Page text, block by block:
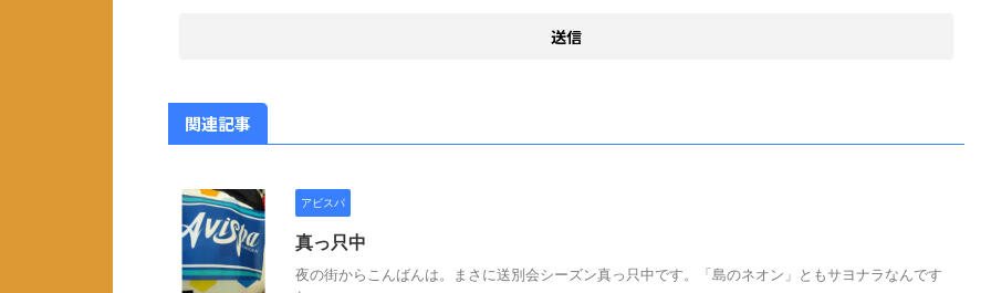
関連記事
アビスパ
真っ只中
夜の街からこんばんは。まさに送別会シーズン真っ只中です。「島のネオン」ともサヨナラなんです